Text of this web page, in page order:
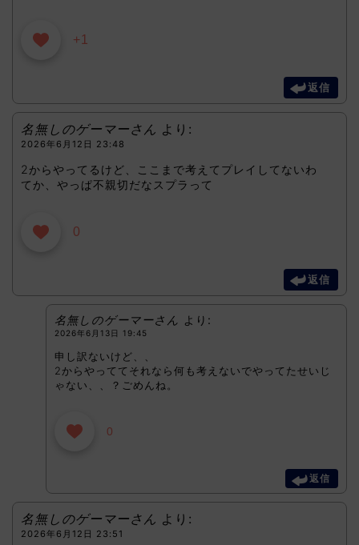
+1
返信
名無しのゲーマーさん より:
2026年6月12日 23:48
2からやってるけど、ここまで考えてプレイしてないわ
てか、やっぱ不親切だなスプラって
0
返信
名無しのゲーマーさん より:
2026年6月13日 19:45
申し訳ないけど、、
2からやっててそれなら何も考えないでやってたせいじ
ゃない、、？ごめんね。
0
返信
名無しのゲーマーさん より:
2026年6月12日 23:51